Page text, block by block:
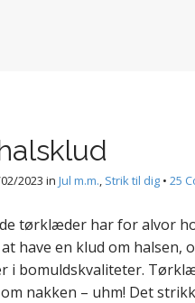
2023 in Jul m.m., Strik til dig • 25
tørklæder har for alvor
have en klud om halsen,
i bomuldskvaliteter.
nakken – uhm! Det